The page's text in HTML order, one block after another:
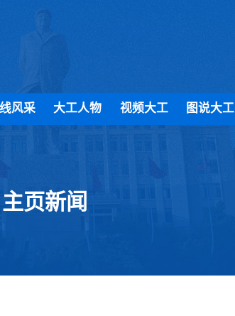
风采 大工人物 视频大工 图说大工
主页新闻